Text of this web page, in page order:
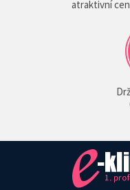
atraktivní